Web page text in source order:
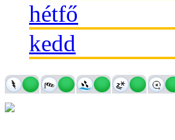
hétfő
kedd